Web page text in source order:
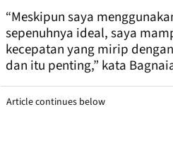
“Meskipun saya
sepenuhnya ideal, saya
kecepatan yang mirip
dan itu penting,” kata
Article continues below